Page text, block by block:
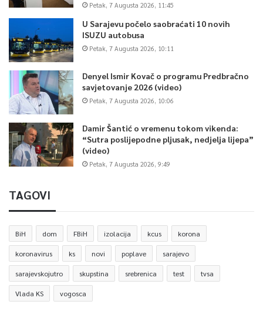
Petak, 7 Augusta 2026, 11:45
U Sarajevu počelo saobraćati 10 novih
ISUZU autobusa
Petak, 7 Augusta 2026, 10:11
Denyel Ismir Kovač o programu Predbračno
savjetovanje 2026 (video)
Petak, 7 Augusta 2026, 10:06
Damir Šantić o vremenu tokom vikenda:
“Sutra poslijepodne pljusak, nedjelja lijepa”
(video)
Petak, 7 Augusta 2026, 9:49
TAGOVI
BiH dom FBiH izolacija kcus korona
koronavirus ks novi poplave sarajevo
sarajevskojutro skupstina srebrenica test tvsa
Vlada KS vogosca